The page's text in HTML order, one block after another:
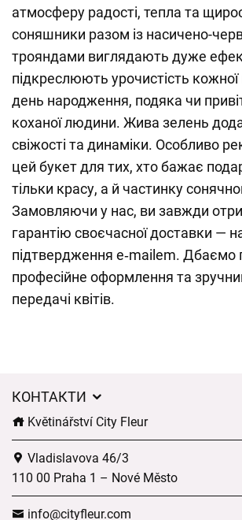
атмосферу радості, тепла та
соняшники разом із насичено-
трояндами виглядають дуже
підкреслюють урочистість кожної
день народження, подяка чи
коханої людини. Жива зелень
свіжості та динаміки. Особливо
цей букет для тих, хто бажає
тільки красу, а й частинку
Замовляючи у нас, ви завжди
гарантію своєчасної доставки —
підтвердження e‑mailem. Дбаємо
професійне оформлення та
передачі квітів.
КОНТАКТИ
Květinářství City Fleur
Vladislavova 46/3
110 00 Praha 1 – Nové Město
info@cityfleur.com